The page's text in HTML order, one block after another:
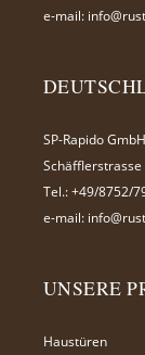
e-mail:
SP-Rapido GmbH
Schäfflerstrasse
Tel.: +49/8752/
e-mail:
UNSERE
Haustüren